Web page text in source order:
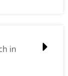
in